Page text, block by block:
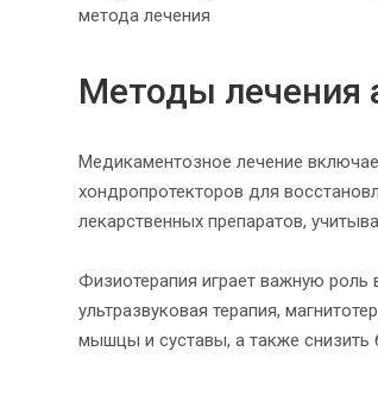
метода лечения
Методы лечения
Медикаментозное лечение
хондропротекторов для
лекарственных препаратов,
Физиотерапия играет важную роль
ультразвуковая терапия,
мышцы и суставы, а также